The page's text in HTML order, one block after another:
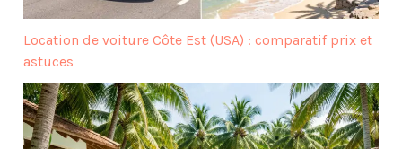
Location de voiture Côte Est (USA) : comparatif prix et
astuces